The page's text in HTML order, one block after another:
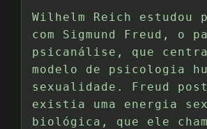
Wilhelm Reich estudou
com Sigmund Freud, o
psicanálise, que
modelo de psicologia
sexualidade. Freud
existia uma energia
biológica, que ele